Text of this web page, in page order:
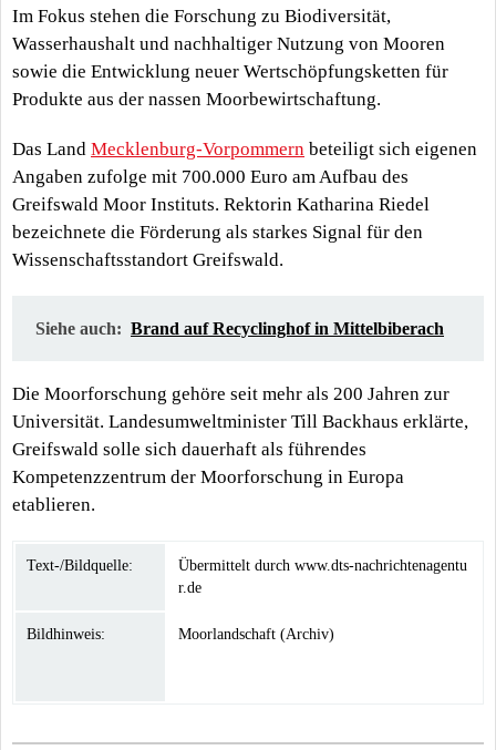
Im Fokus stehen die Forschung zu Biodiversität,
Wasserhaushalt und nachhaltiger Nutzung von Mooren
sowie die Entwicklung neuer Wertschöpfungsketten für
Produkte aus der nassen Moorbewirtschaftung.
Das Land Mecklenburg-Vorpommern beteiligt sich eigenen
Angaben zufolge mit 700.000 Euro am Aufbau des
Greifswald Moor Instituts. Rektorin Katharina Riedel
bezeichnete die Förderung als starkes Signal für den
Wissenschaftsstandort Greifswald.
Siehe auch: Brand auf Recyclinghof in Mittelbiberach
Die Moorforschung gehöre seit mehr als 200 Jahren zur
Universität. Landesumweltminister Till Backhaus erklärte,
Greifswald solle sich dauerhaft als führendes
Kompetenzzentrum der Moorforschung in Europa
etablieren.
Text-/Bildquelle:
Übermittelt durch www.dts-nachrichtenagentu
r.de
Bildhinweis: Moorlandschaft (Archiv)